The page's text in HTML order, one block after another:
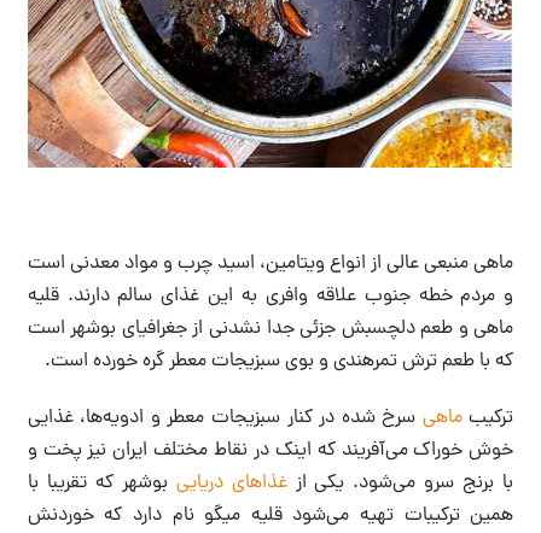
ماهی منبعی عالی از انواع ویتامین، اسید چرب و مواد معدنی است
و مردم خطه جنوب علاقه وافری به این غذای سالم دارند. قلیه
ماهی و طعم دلچسبش جزئی جدا نشدنی از جغرافیای بوشهر است
که با طعم ترش تمرهندی و بوی سبزیجات معطر گره خورده است.
ترکیبماهی سرخ شده در کنار سبزیجات معطر و ادویه‌ها، غذایی
خوش خوراک می‌آفریند که اینک در نقاط مختلف ایران نیز پخت و
با برنج سرو می‌شود. یکی ازغذاهای دریایی بوشهر که تقریبا با
همین ترکیبات تهیه می‌شود قلیه میگو نام دارد که خوردنش